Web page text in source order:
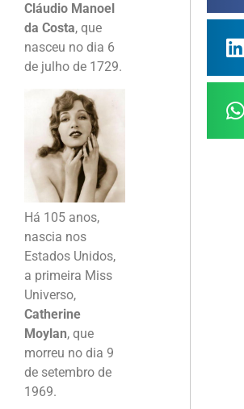
Cláudio Manoel
da Costa, que
nasceu no dia 6
de julho de 1729.
Há 105 anos,
nascia nos
Estados Unidos,
a primeira Miss
Universo,
Catherine
Moylan, que
morreu no dia 9
de setembro de
1969.